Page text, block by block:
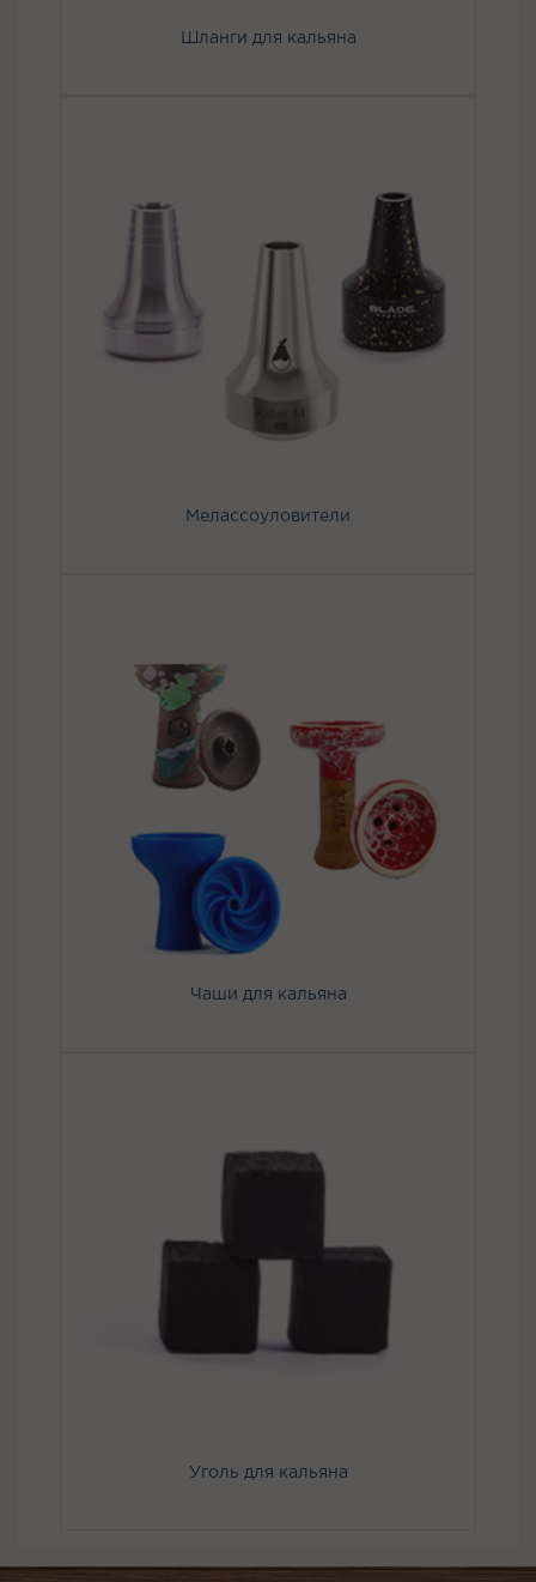
Шланги для кальяна
Мелассоуловители
Чаши для кальяна
Уголь для кальяна